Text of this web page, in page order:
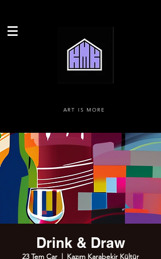
ART IS MORE
Drink & Draw
23 Tem Çar
  |
Kazım Karabekir Kültür